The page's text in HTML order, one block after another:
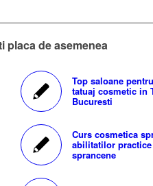
placa de asemenea
Top saloane
tatuaj cosmetic in
Bucuresti
Curs cosmetica
abilitatilor
sprancene